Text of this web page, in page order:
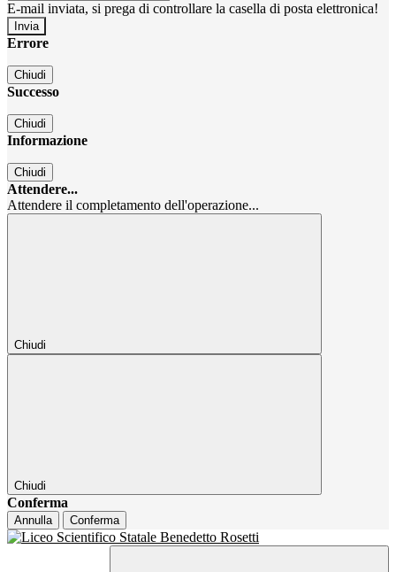
E-mail inviata, si prega di controllare la casella di posta elettronica!
Errore
Chiudi
Successo
Chiudi
Informazione
Chiudi
Attendere...
Attendere il completamento dell'operazione...
Chiudi
Chiudi
Conferma
Annulla Conferma